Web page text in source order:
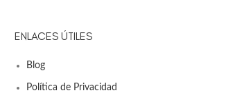
ENLACES ÚTILES
Blog
Política de Privacidad